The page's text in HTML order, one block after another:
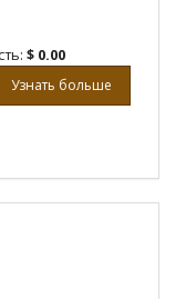
$ 0.00
Узнать больше